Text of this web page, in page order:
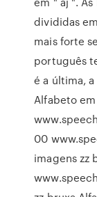
divididas
mais forte
português
é a última,
Alfabeto
00
imagens zz